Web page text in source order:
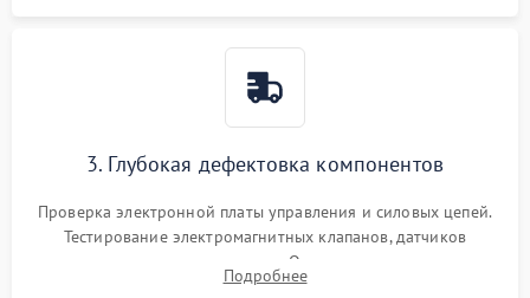
3. Глубокая дефектовка компонентов
Проверка электронной платы управления и силовых цепей.
Тестирование электромагнитных клапанов, датчиков
температуры и расходомера. Оценка степени износа
жерновов кофемолки, уплотнительных колец гидросистемы
Подробнее